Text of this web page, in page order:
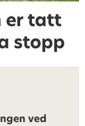
er tatt
stopp
ved